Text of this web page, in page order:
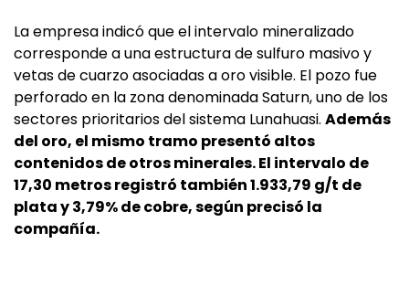
La empresa indicó que el intervalo mineralizado
corresponde a una estructura de sulfuro masivo y
vetas de cuarzo asociadas a oro visible. El pozo fue
perforado en la zona denominada Saturn, uno de los
sectores prioritarios del sistema Lunahuasi. Además
del oro, el mismo tramo presentó altos
contenidos de otros minerales. El intervalo de
17,30 metros registró también 1.933,79 g/t de
plata y 3,79% de cobre, según precisó la
compañía.